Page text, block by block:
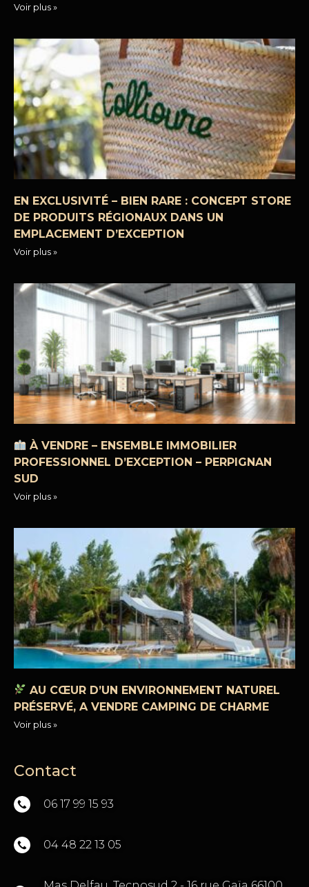
Voir plus »
EN EXCLUSIVITÉ – BIEN RARE : CONCEPT STORE
DE PRODUITS RÉGIONAUX DANS UN
EMPLACEMENT D’EXCEPTION
Voir plus »
À VENDRE – ENSEMBLE IMMOBILIER
PROFESSIONNEL D’EXCEPTION – PERPIGNAN
SUD
Voir plus »
AU CŒUR D’UN ENVIRONNEMENT NATUREL
PRÉSERVÉ, A VENDRE CAMPING DE CHARME
Voir plus »
Contact
06 17 99 15 93
04 48 22 13 05